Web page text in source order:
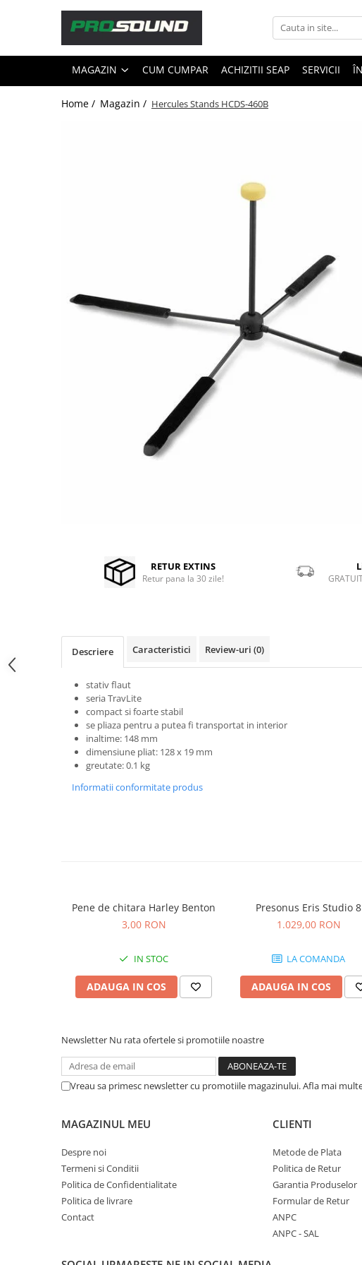
Magazin
Sonorizare / PA
Accesorii sonorizare, PA
Stabilizatoare de tensiune UPS si
Microfoane lavaliera si headset
Microfoane podcast, USB, iOS /
Microfoane pt instalatii si
Microfoane Ribbon
Microfoane stereo
Microfoane Suspendabile
Microfoane wireless si sisteme
Stative de microfon
Studio si inregistrari
Accesorii de microfoane
Interfete audio
Interfete MIDI si Cabluri Midi-USB
Rack studio
Recordere de studio
Recordere portabile
Tratament acustic
Lumini si efecte
Accesorii pentru lumini
MAGAZIN CUM CUMPAR ACHIZITII SEAP SERVICII
Home / Magazin / Hercules Stands HCDS-460B
RETUR EXTINS
Retur pana la 30 zile!
Descriere Caracteristici Review-uri (0)
stativ flaut
seria TravLite
compact si foarte stabil
se pliaza pentru a putea fi transportat in interior
inaltime: 148 mm
dimensiune pliat: 128 x 19 mm
greutate: 0.1 kg
Informatii conformitate produs
Pene de chitara Harley Benton
3,00 RON
IN STOC
ADAUGA IN COS
Presonus Eris Studio 8
1.029,00 RON
LA COMANDA
ADAUGA IN COS
Newsletter Nu rata ofertele si promotiile noastre
Vreau sa primesc newsletter cu promotiile magazinului. Afla mai
MAGAZINUL MEU
Despre noi
Termeni si Conditii
Politica de Confidentialitate
Politica de livrare
Contact
CLIENTI
Metode de Plata
Politica de Retur
Garantia Produselor
Formular de Retur
ANPC
ANPC - SAL